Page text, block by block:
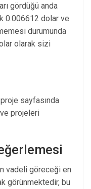
gördüğü anda
0.006612 dolar ve
durumunda
olarak sizi
sayfasında
projeleri
vadeli göreceği en
görünmektedir, bu